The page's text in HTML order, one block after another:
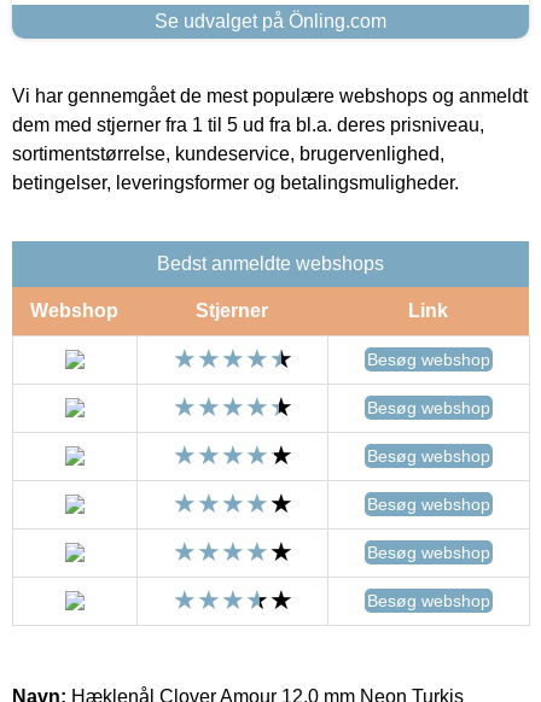
Se udvalget på Önling.com
Vi har gennemgået de mest populære webshops og anmeldt
dem med stjerner fra 1 til 5 ud fra bl.a. deres prisniveau,
sortimentstørrelse, kundeservice, brugervenlighed,
betingelser, leveringsformer og betalingsmuligheder.
Bedst anmeldte webshops
Webshop Stjerner Link
Besøg webshop
Besøg webshop
Besøg webshop
Besøg webshop
Besøg webshop
Besøg webshop
Navn: Hæklenål Clover Amour 12,0 mm Neon Turkis